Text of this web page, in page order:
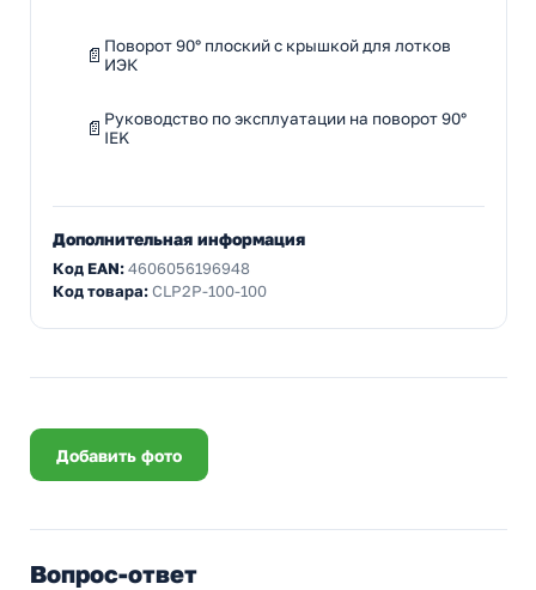
Поворот 90° плоский с крышкой для лотков
ИЭК
Руководство по эксплуатации на поворот 90°
IEK
Дополнительная информация
Код EAN:4606056196948
Код товара:CLP2P-100-100
Добавить фото
Вопрос-ответ